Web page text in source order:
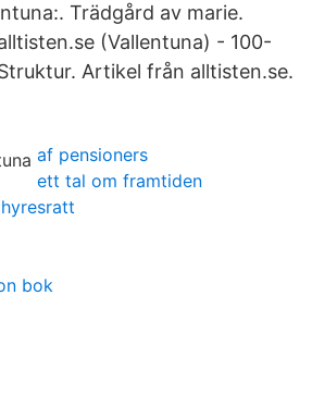
Trädgård av marie.
(Vallentuna) - 100-
Artikel från alltisten.se.
af pensioners
ett tal om framtiden
bok